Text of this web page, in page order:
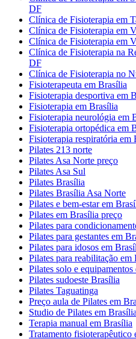
DF
Clínica de Fisioterapia em
Clínica de Fisioterapia em
Clínica de Fisioterapia em
Clínica de Fisioterapia na
DF
Clínica de Fisioterapia no
Fisioterapeuta em Brasília
Fisioterapia desportiva em
Fisioterapia em Brasília
Fisioterapia neurológia em
Fisioterapia ortopédica em
Fisioterapia respiratória em
Pilates 213 norte
Pilates Asa Norte preço
Pilates Asa Sul
Pilates Brasília
Pilates Brasília Asa Norte
Pilates e bem-estar em
Pilates em Brasília preço
Pilates para
Pilates para gestantes em
Pilates para idosos em
Pilates para reabilitação em
Pilates solo e
Pilates sudoeste Brasília
Pilates Taguatinga
Preço aula de Pilates em
Studio de Pilates em Brasília
Terapia manual em Brasília
Tratamento fisioterapêutico